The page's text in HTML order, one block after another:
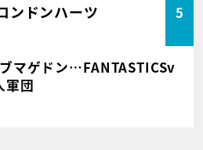
ンドンハーツ 5
マゲドン…FANTASTICSv
軍団